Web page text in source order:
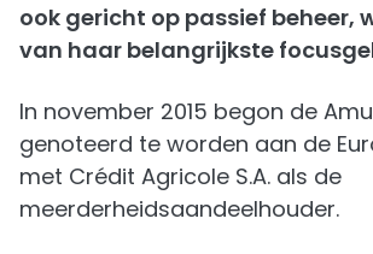
ook gericht op passief beheer,
van haar belangrijkste
In november 2015 begon de
genoteerd te worden aan de
met Crédit Agricole S.A. als de
meerderheidsaandeelhouder.